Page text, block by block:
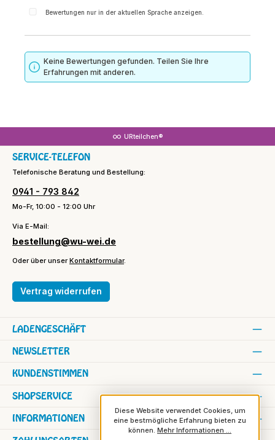
Bewertungen nur in der aktuellen Sprache anzeigen.
Keine Bewertungen gefunden. Teilen Sie Ihre
Erfahrungen mit anderen.
URteilchen®
SERVICE-TELEFON
Telefonische Beratung und Bestellung:
0941 - 793 842
Mo-Fr, 10:00 - 12:00 Uhr
Via E-Mail:
bestellung@wu-wei.de
Oder über unserKontaktformular.
Vertrag widerrufen
SHOPSERVICE
INFORMATIONEN
NEWSLETTER
KUNDENSTIMMEN
LADENGESCHÄFT
Diese Website verwendet Cookies, um
eine bestmögliche Erfahrung bieten zu
können. Mehr Informationen ...